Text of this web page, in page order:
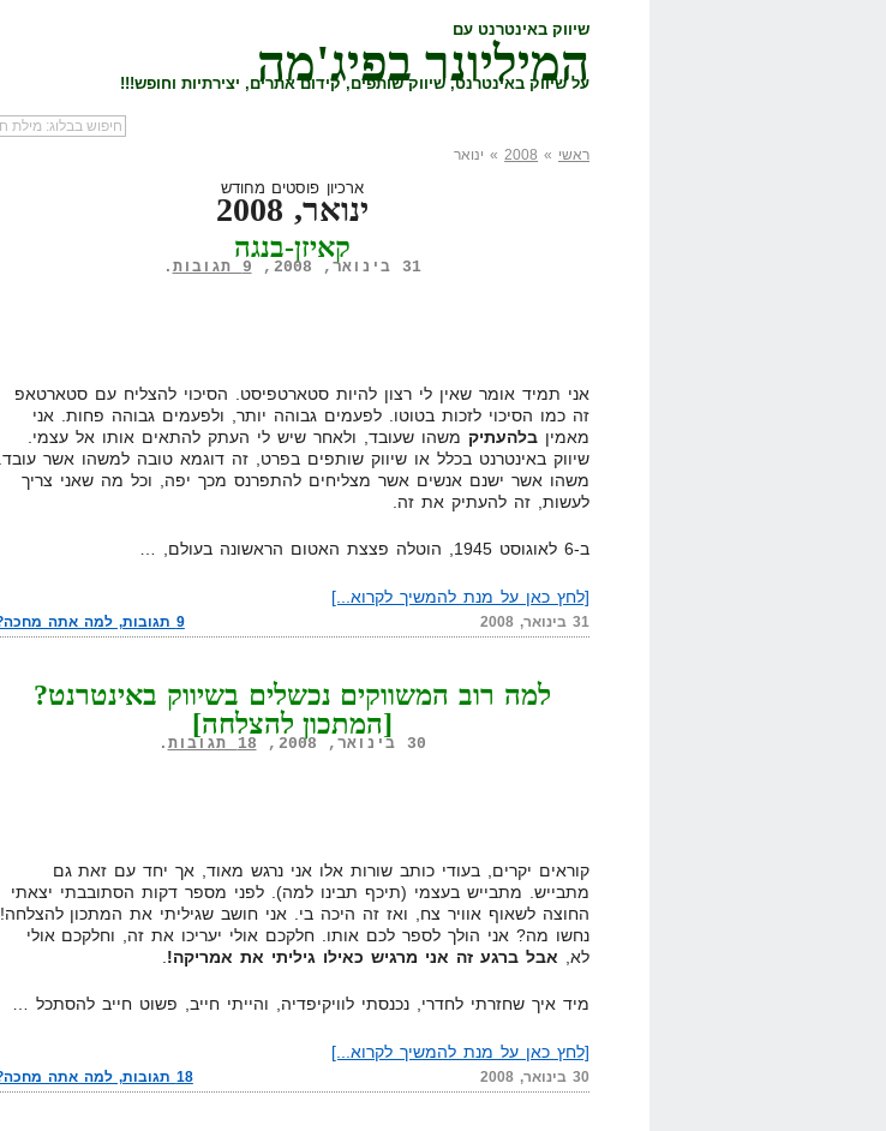
שיווק באינטרנט עם
המיליונר בפיג'מה
על שיווק באינטרנט, שיווק שותפים, קידום אתרים, יצירתיות וחופש!!!
ראשי »
2008» ינואר
ארכיון פוסטים מחודש
ינואר, 2008
קאיזן-בנגה
31 בינואר, 2008, 9 תגובות .
אני תמיד אומר שאין לי רצון להיות סטארטפיסט. הסיכוי להצליח עם סטארטאפ
זה כמו הסיכוי לזכות בטוטו. לפעמים גבוהה יותר, ולפעמים גבוהה פחות. אני
מאמין בלהעתיקמשהו שעובד, ולאחר שיש לי העתק להתאים אותו אל עצמי.
שיווק באינטרנט בכלל או שיווק שותפים בפרט, זה דוגמא טובה למשהו אשר עובד.
משהו אשר ישנם אנשים אשר מצליחים להתפרנס מכך יפה, וכל מה שאני צריך
לעשות, זה להעתיק את זה.
ב-6 לאוגוסט 1945, הוטלה פצצת האטום הראשונה בעולם, …
[לחץ כאן על מנת להמשיך לקרוא...]
9 תגובות, למה אתה מחכה? 31 בינואר, 2008
למה רוב המשווקים נכשלים בשיווק באינטרנט?
[המתכון להצלחה]
30 בינואר, 2008, 18 תגובות .
קוראים יקרים, בעודי כותב שורות אלו אני נרגש מאוד, אך יחד עם זאת גם
מתבייש. מתבייש בעצמי (תיכף תבינו למה). לפני מספר דקות הסתובבתי יצאתי
החוצה לשאוף אוויר צח, ואז זה היכה בי. אני חושב שגיליתי את המתכון להצלחה!
נחשו מה? אני הולך לספר לכם אותו. חלקכם אולי יעריכו את זה, וחלקכם אולי
לא, אבל ברגע זה אני מרגיש כאילו גיליתי את אמריקה!
מיד איך שחזרתי לחדרי, נכנסתי לוויקיפדיה, והייתי חייב, פשוט חייב להסתכל …
[לחץ כאן על מנת להמשיך לקרוא...]
18 תגובות, למה אתה מחכה? 30 בינואר, 2008